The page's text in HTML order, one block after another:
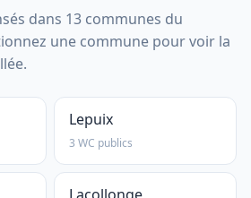
dans 13 communes du
une commune pour voir la
Lepuix
3 WC publics